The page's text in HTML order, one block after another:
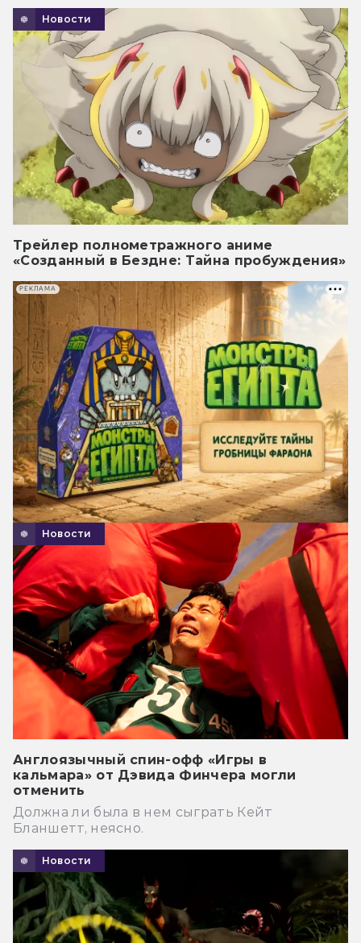
Новости
Трейлер полнометражного аниме
«Созданный в Бездне: Тайна пробуждения»
Новости
Англоязычный спин-офф «Игры в
кальмара» от Дэвида Финчера могли
отменить
Должна ли была в нем сыграть Кейт
Бланшетт, неясно.
Новости
РЕКЛАМА